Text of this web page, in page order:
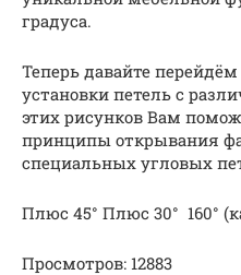
градуса.
Теперь давайте
установки петель с
этих рисунков Вам
принципы открывания
специальных угловых
Плюс 45° Плюс 30° 160°
Просмотров: 12883